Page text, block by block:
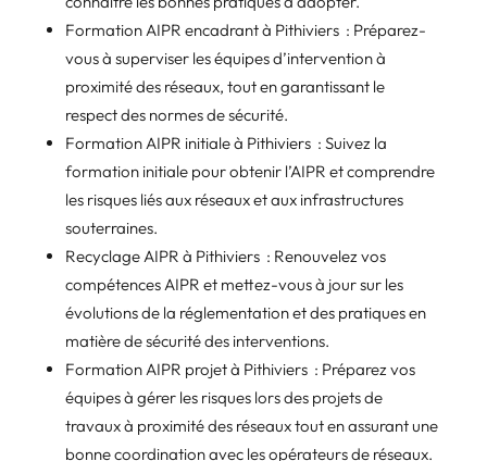
Formation AIPR encadrant à Pithiviers : Préparez-
vous à superviser les équipes d’intervention à
proximité des réseaux, tout en garantissant le
respect des normes de sécurité.
Formation AIPR initiale à Pithiviers : Suivez la
formation initiale pour obtenir l’AIPR et comprendre
les risques liés aux réseaux et aux infrastructures
souterraines.
Recyclage AIPR à Pithiviers : Renouvelez vos
compétences AIPR et mettez-vous à jour sur les
évolutions de la réglementation et des pratiques en
matière de sécurité des interventions.
Formation AIPR projet à Pithiviers : Préparez vos
équipes à gérer les risques lors des projets de
travaux à proximité des réseaux tout en assurant une
bonne coordination avec les opérateurs de réseaux.